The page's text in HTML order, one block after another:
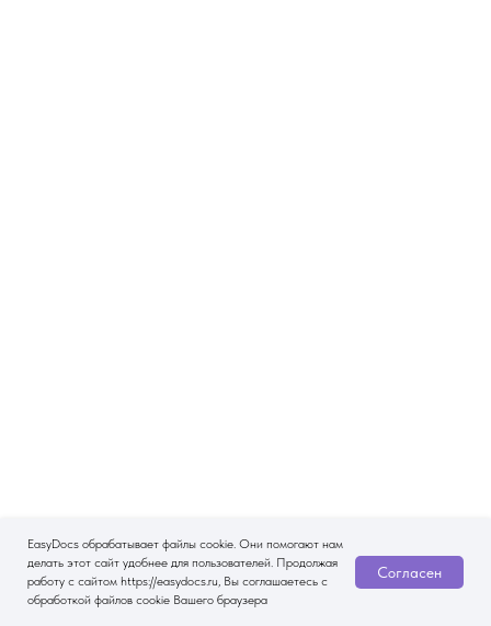
EasyDocs обрабатывает файлы cookie. Они помогают нам
делать этот сайт удобнее для пользователей. Продолжая
работу с сайтом https://easydocs.ru, Вы соглашаетесь с
обработкой файлов cookie Вашего браузера
Согласен